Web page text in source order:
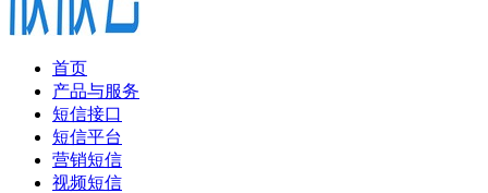
首页
产品与服务
短信接口
短信平台
营销短信
视频短信